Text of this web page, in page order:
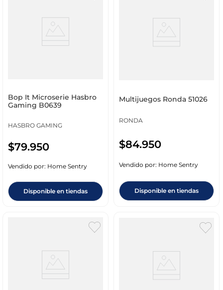
Bop It Microserie Hasbro
Gaming B0639
HASBRO GAMING
$79.950
Vendido por: Home Sentry
Disponible en tiendas
Multijuegos Ronda 51026
RONDA
$84.950
Vendido por: Home Sentry
Disponible en tiendas